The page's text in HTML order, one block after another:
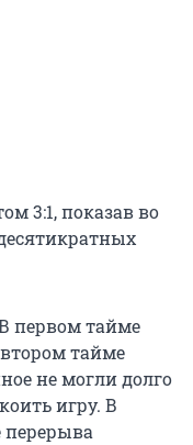
3:1, показав во
первом тайме
тайме
не могли долго
игру. В
перерыва